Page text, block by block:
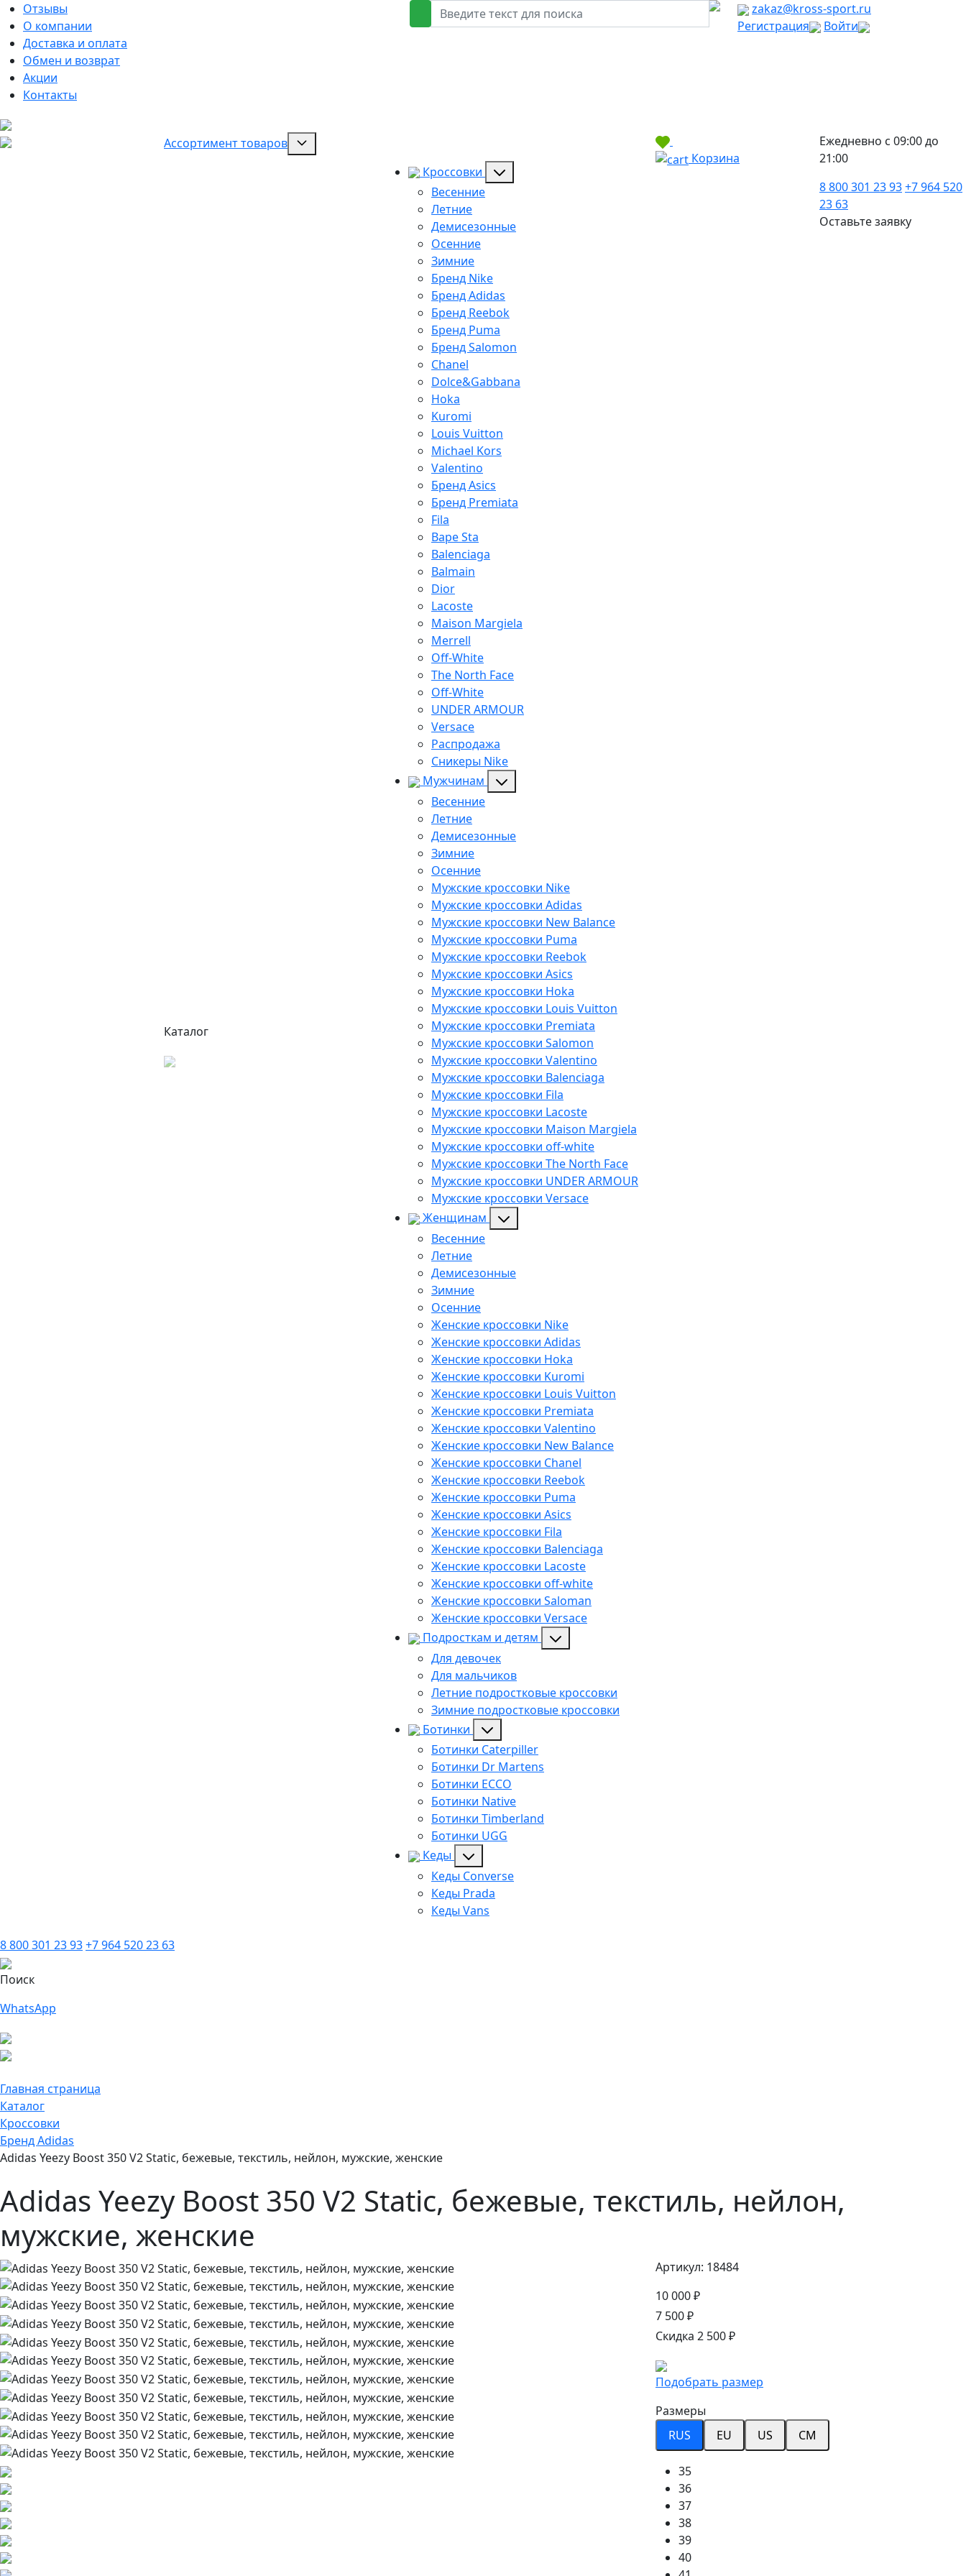
Отзывы
О компании
Доставка и оплата
Обмен и возврат
Акции
Контакты
zakaz@kross-sport.ru
Регистрация
Войти
Ассортимент товаров
Каталог
Кроссовки
Весенние
Летние
Демисезонные
Осенние
Зимние
Бренд Nike
Бренд Adidas
Бренд Reebok
Бренд Puma
Бренд Salomon
Chanel
Dolce&Gabbana
Hoka
Kuromi
Louis Vuitton
Michael Kors
Valentino
Бренд Asics
Бренд Premiata
Fila
Bape Sta
Balenciaga
Balmain
Dior
Lacoste
Maison Margiela
Merrell
Off-White
The North Face
Off-White
UNDER ARMOUR
Versace
Распродажа
Сникеры Nike
Мужчинам
Весенние
Летние
Демисезонные
Зимние
Осенние
Мужские кроссовки Nike
Мужские кроссовки Adidas
Мужские кроссовки New Balance
Мужские кроссовки Puma
Мужские кроссовки Reebok
Мужские кроссовки Asics
Мужские кроссовки Hoka
Мужские кроссовки Louis Vuitton
Мужские кроссовки Premiata
Мужские кроссовки Salomon
Мужские кроссовки Valentino
Мужские кроссовки Balenciaga
Мужские кроссовки Fila
Мужские кроссовки Lacoste
Мужские кроссовки Maison Margiela
Мужские кроссовки off-white
Мужские кроссовки The North Face
Мужские кроссовки UNDER ARMOUR
Мужские кроссовки Versace
Женщинам
Весенние
Летние
Демисезонные
Зимние
Осенние
Женские кроссовки Nike
Женские кроссовки Adidas
Женские кроссовки Hoka
Женские кроссовки Kuromi
Женские кроссовки Louis Vuitton
Женские кроссовки Premiata
Женские кроссовки Valentino
Женские кроссовки New Balance
Женские кроссовки Chanel
Женские кроссовки Reebok
Женские кроссовки Puma
Женские кроссовки Asics
Женские кроссовки Fila
Женские кроссовки Balenciaga
Женские кроссовки Lacoste
Женские кроссовки off-white
Женские кроссовки Saloman
Женские кроссовки Versace
Подросткам и детям
Для девочек
Для мальчиков
Летние подростковые кроссовки
Зимние подростковые кроссовки
Ботинки
Ботинки Caterpiller
Ботинки Dr Martens
Ботинки ECCO
Ботинки Native
Ботинки Timberland
Ботинки UGG
Кеды
Кеды Converse
Кеды Prada
Кеды Vans
Корзина
Ежедневно с 09:00 до
21:00
8 800 301 23 93+7 964 520
23 63
Оставьте заявку
8 800 301 23 93+7 964 520 23 63
Поиск
WhatsApp
Главная страница
Каталог
Кроссовки
Бренд Adidas
Adidas Yeezy Boost 350 V2 Static, бежевые, текстиль, нейлон, мужские, женские
Adidas Yeezy Boost 350 V2 Static, бежевые, текстиль, нейлон,
мужские, женские
Артикул: 18484
10 000 ₽
7 500 ₽
Скидка 2 500 ₽
Подобрать размер
Размеры
RUS
EU US CM
35
36
37
38
39
40